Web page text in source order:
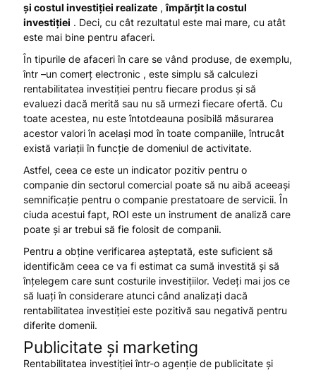
și costul investiției realizate,împărțit la costul
investiției . Deci, cu cât rezultatul este mai mare, cu atât
este mai bine pentru afaceri.
În tipurile de afaceri în care se vând produse, de exemplu,
într –un comerț electronic , este simplu să calculezi
rentabilitatea investiției pentru fiecare produs și să
evaluezi dacă merită sau nu să urmezi fiecare ofertă. Cu
toate acestea, nu este întotdeauna posibilă măsurarea
acestor valori în același mod în toate companiile, întrucât
există variații în funcție de domeniul de activitate.
Astfel, ceea ce este un indicator pozitiv pentru o
companie din sectorul comercial poate să nu aibă aceeași
semnificație pentru o companie prestatoare de servicii. În
ciuda acestui fapt, ROI este un instrument de analiză care
poate și ar trebui să fie folosit de companii.
Pentru a obține verificarea așteptată, este suficient să
identificăm ceea ce va fi estimat ca sumă investită și să
înțelegem care sunt costurile investițiilor. Vedeți mai jos ce
să luați în considerare atunci când analizați dacă
rentabilitatea investiției este pozitivă sau negativă pentru
diferite domenii.
Publicitate și marketing
Rentabilitatea investiției într-o agenție de publicitate și